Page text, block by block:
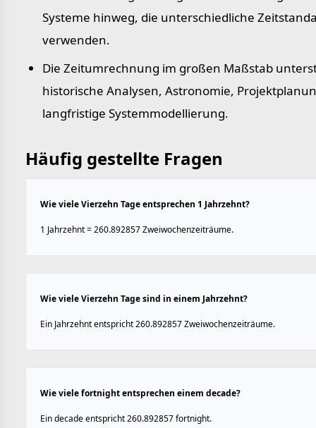
Systeme hinweg, die unterschiedliche
verwenden.
Die Zeitumrechnung im großen Maßstab
historische Analysen, Astronomie,
langfristige Systemmodellierung.
Häufig gestellte Fragen
Wie viele Vierzehn Tage entsprechen 1 Jahrzehnt?
1 Jahrzehnt = 260.892857 Zweiwochenzeiträume.
Wie viele Vierzehn Tage sind in einem Jahrzehnt?
Ein Jahrzehnt entspricht 260.892857 Zweiwochenzeiträume.
Wie viele fortnight entsprechen einem decade?
Ein decade entspricht 260.892857 fortnight.